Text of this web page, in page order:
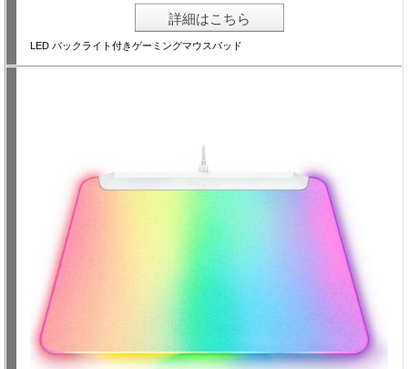
詳細はこちら
LED バックライト付きゲーミングマウスパッド